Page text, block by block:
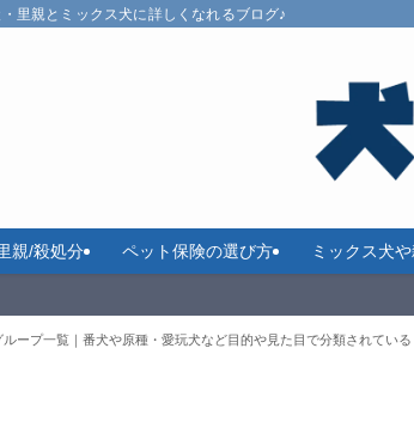
里親とミックス犬に詳しくなれるブログ♪
親/殺処分 ペット保険の選び方 ミックス犬
ループ一覧｜番犬や原種・愛玩犬など目的や見た目で分類されている